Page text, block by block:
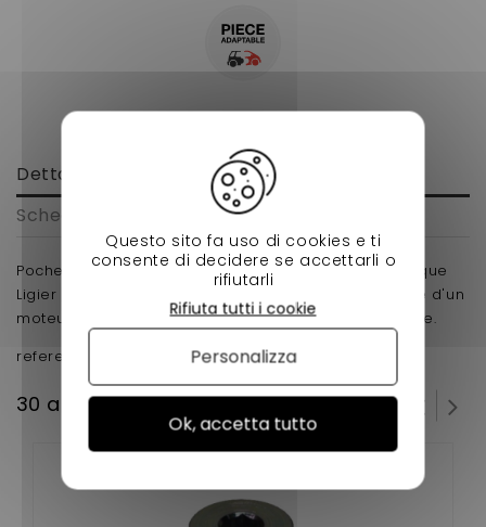
Dettagli
Scheda tecnica
Pochette de joints pour voiture sans permis de marque
Ligier , Microcar , dué , chatenet , jdm , bellier equipé d'un
moteur lombardini dci Ldw 442 et LDW 492 adaptable.
reference d'origine : EDS0082051320-S
30 altri prodotti della stessa categoria:
Questo sito fa uso di cookies e ti
consente di decidere se accettarli o
rifiutarli
Ok, accetta tutto
Rifiuta tutti i cookie
Personalizza